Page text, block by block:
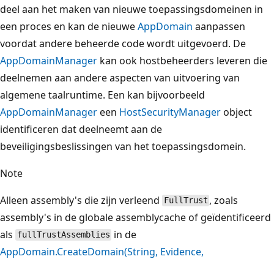
deel aan het maken van nieuwe toepassingsdomeinen in
een proces en kan de nieuweAppDomain aanpassen
voordat andere beheerde code wordt uitgevoerd. De
AppDomainManager kan ook hostbeheerders leveren die
deelnemen aan andere aspecten van uitvoering van
algemene taalruntime. Een kan bijvoorbeeld
AppDomainManagereen HostSecurityManagerobject
identificeren dat deelneemt aan de
beveiligingsbeslissingen van het toepassingsdomein.
Note
Alleen assembly's die zijn verleend FullTrust , zoals
assembly's in de globale assemblycache of geïdentificeerd
als fullTrustAssemblies in de
AppDomain.CreateDomain(String, Evidence,